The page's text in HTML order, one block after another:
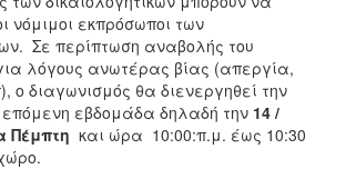
νόμιμοι εκπρόσωποι των
Σε περίπτωση αναβολής του
λόγους ανωτέρας βίας (απεργία,
ο διαγωνισμός θα διενεργηθεί την
επόμενη εβδομάδα δηλαδή την 14 /
Πέμπτη και ώρα 10:00:π.μ. έως 10:30